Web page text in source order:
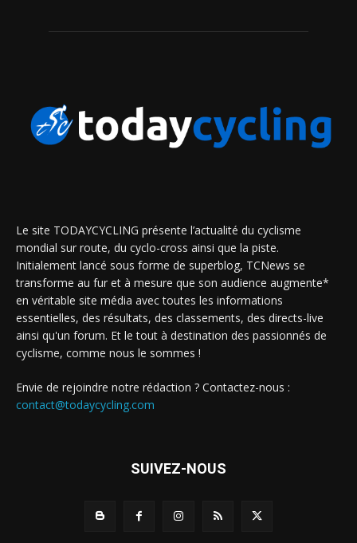
Le site TODAYCYCLING présente l’actualité du cyclisme
mondial sur route, du cyclo-cross ainsi que la piste.
Initialement lancé sous forme de superblog, TCNews se
transforme au fur et à mesure que son audience augmente*
en véritable site média avec toutes les informations
essentielles, des résultats, des classements, des directs-live
ainsi qu'un forum. Et le tout à destination des passionnés de
cyclisme, comme nous le sommes !
Envie de rejoindre notre rédaction ? Contactez-nous :
contact@todaycycling.com
SUIVEZ-NOUS